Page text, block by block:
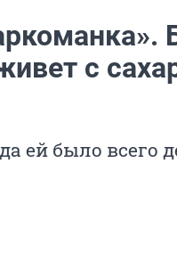
с
ей было всего